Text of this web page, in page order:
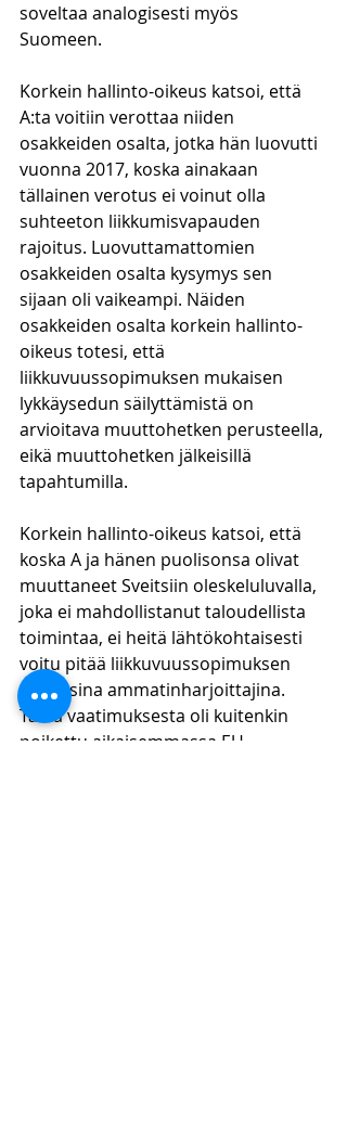
soveltaa analogisesti myös
Suomeen.
Korkein hallinto-oikeus katsoi, että
A:ta voitiin verottaa niiden
osakkeiden osalta, jotka hän luovutti
vuonna 2017, koska ainakaan
tällainen verotus ei voinut olla
suhteeton liikkumisvapauden
rajoitus. Luovuttamattomien
osakkeiden osalta kysymys sen
sijaan oli vaikeampi. Näiden
osakkeiden osalta korkein hallinto-
oikeus totesi, että
liikkuvuussopimuksen mukaisen
lykkäysedun säilyttämistä on
arvioitava muuttohetken perusteella,
eikä muuttohetken jälkeisillä
tapahtumilla.
Korkein hallinto-oikeus katsoi, että
koska A ja hänen puolisonsa olivat
muuttaneet Sveitsiin oleskeluluvalla,
joka ei mahdollistanut taloudellista
toimintaa, ei heitä lähtökohtaisesti
voitu pitää liikkuvuussopimuksen
mukaisina ammatinharjoittajina.
Tästä vaatimuksesta oli kuitenkin
poikettu aikaisemmassa EU-